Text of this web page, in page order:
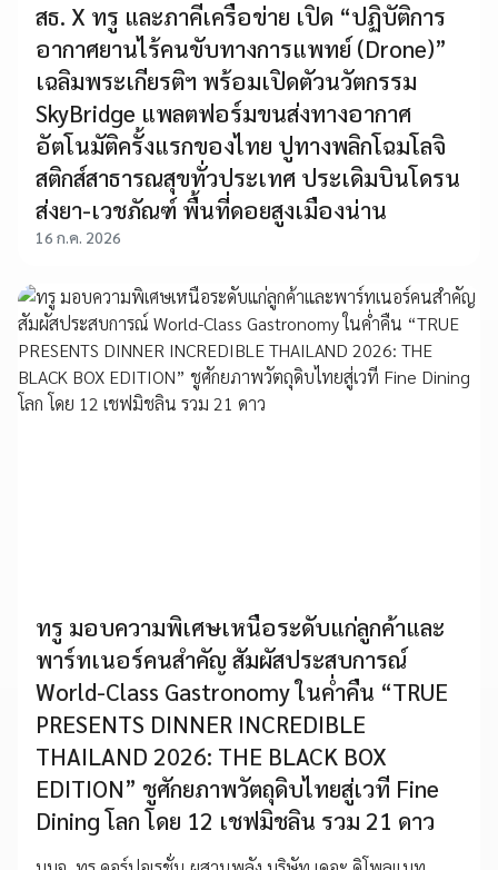
สธ. X ทรู และภาคีเครือข่าย เปิด “ปฏิบัติการ
อากาศยานไร้คนขับทางการแพทย์ (Drone)”
เฉลิมพระเกียรติฯ พร้อมเปิดตัวนวัตกรรม
SkyBridge แพลตฟอร์มขนส่งทางอากาศ
อัตโนมัติครั้งแรกของไทย ปูทางพลิกโฉมโลจิ
สติกส์สาธารณสุขทั่วประเทศ ประเดิมบินโดรน
ส่งยา-เวชภัณฑ์ พื้นที่ดอยสูงเมืองน่าน
16 ก.ค. 2026
ทรู มอบความพิเศษเหนือระดับแก่ลูกค้าและ
พาร์ทเนอร์คนสำคัญ สัมผัสประสบการณ์
World-Class Gastronomy ในค่ำคืน “TRUE
PRESENTS DINNER INCREDIBLE
THAILAND 2026: THE BLACK BOX
EDITION” ชูศักยภาพวัตถุดิบไทยสู่เวที Fine
Dining โลก โดย 12 เชฟมิชลิน รวม 21 ดาว